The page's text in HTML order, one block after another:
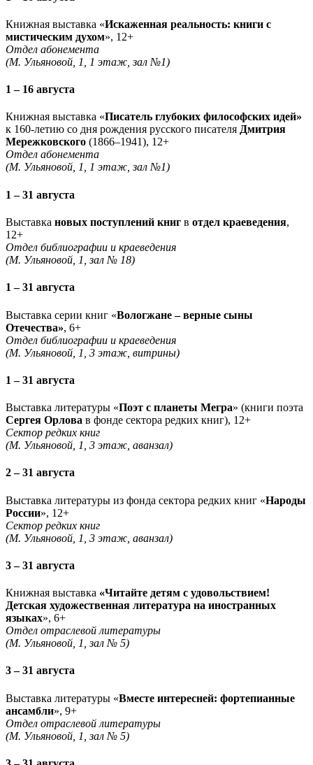
Книжная выставка «Искаженная реальность: книги с
мистическим духом», 12+
Отдел абонемента
(М. Ульяновой, 1, 1 этаж, зал №1)
1 – 16 августа
Книжная выставка «Писатель глубоких философских идей»
к 160-летию со дня рождения русского писателя Дмитрия
Мережковского (1866–1941), 12+
Отдел абонемента
(М. Ульяновой, 1, 1 этаж, зал №1)
1 – 31 августа
Выставка новых поступлений книг в отдел краеведения,
12+
Отдел библиографии и краеведения
(М. Ульяновой, 1, зал № 18)
1 – 31 августа
Выставка серии книг «Вологжане – верные сыны
Отечества», 6+
Отдел библиографии и краеведения
(М. Ульяновой, 1, 3 этаж, витрины)
1 – 31 августа
Выставка литературы «Поэт с планеты Мегра» (книги поэта
Сергея Орлова в фонде сектора редких книг), 12+
Сектор редких книг
(М. Ульяновой, 1, 3 этаж, аванзал)
2 – 31 августа
Выставка литературы из фонда сектора редких книг «Народы
России», 12+
Сектор редких книг
(М. Ульяновой, 1, 3 этаж, аванзал)
3 – 31 августа
Книжная выставка «Читайте детям с удовольствием!
Детская художественная литература на иностранных
языках», 6+
Отдел отраслевой литературы
(М. Ульяновой, 1, зал № 5)
3 – 31 августа
Выставка литературы «Вместе интересней: фортепианные
ансамбли», 9+
Отдел отраслевой литературы
(М. Ульяновой, 1, зал № 5)